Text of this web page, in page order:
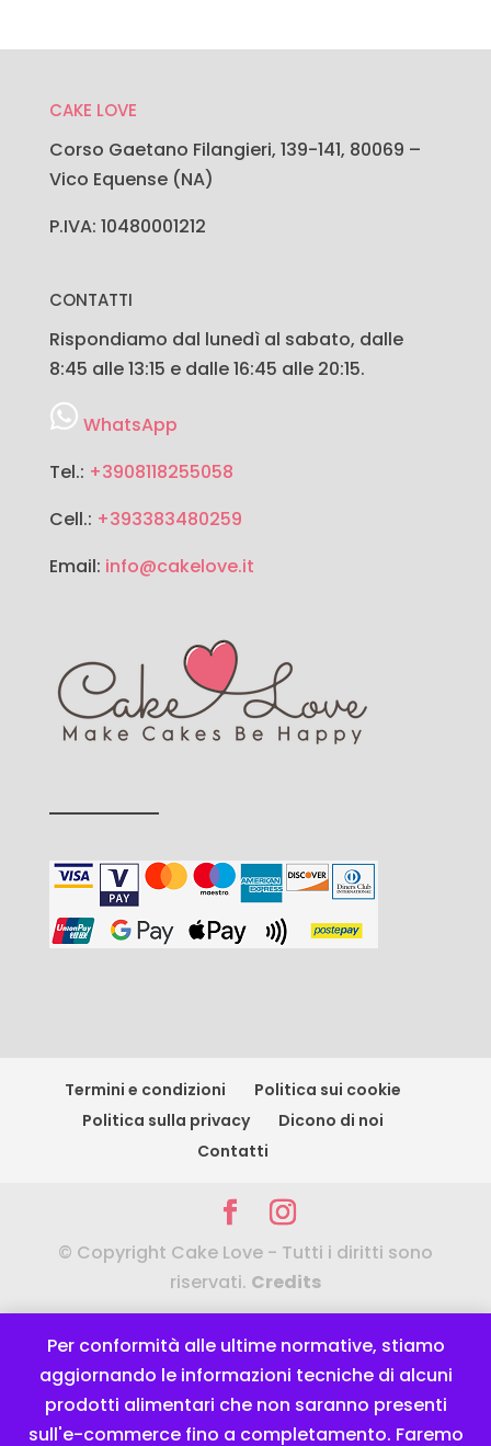
Per conformità alle ultime normative, stiamo
aggiornando le informazioni tecniche di alcuni
prodotti alimentari che non saranno presenti
sull'e-commerce fino a completamento. Faremo
CAKE LOVE
Corso Gaetano Filangieri, 139-141, 80069 –
Vico Equense (NA)
P.IVA: 10480001212
CONTATTI
Rispondiamo dal lunedì al sabato, dalle
8:45 alle 13:15 e dalle 16:45 alle 20:15.
WhatsApp
Tel.: +3908118255058
Cell.: +393383480259
Email: info@cakelove.it
Termini e condizioni
Politica sui cookie
Politica sulla privacy
Dicono di noi
Contatti
© Copyright Cake Love - Tutti i diritti sono
riservati. Credits